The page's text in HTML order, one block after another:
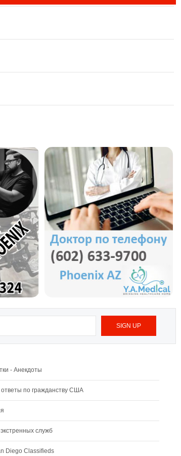
- Анекдоты
по гражданству США
служб
Diego Classifieds